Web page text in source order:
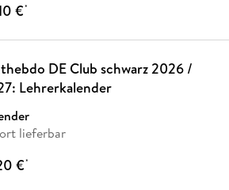
€*
DE Club schwarz 2026 /
Lehrerkalender
lieferbar
€*